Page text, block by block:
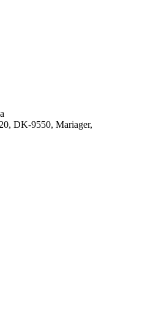
DK-9550, Mariager,